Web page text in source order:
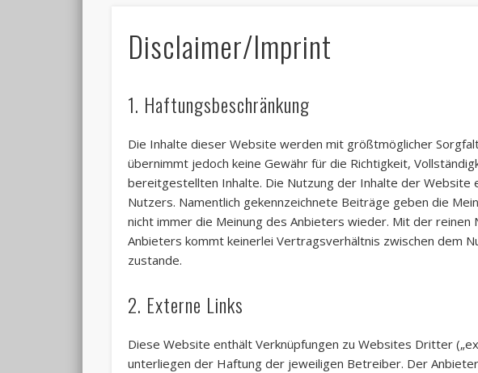
Disclaimer/Imprint
1. Haftungsbeschränkung
Die Inhalte dieser Website werden mit größtmöglicher
übernimmt jedoch keine Gewähr für die Richtigkeit,
bereitgestellten Inhalte. Die Nutzung der Inhalte der Website
Nutzers. Namentlich gekennzeichnete Beiträge geben die
nicht immer die Meinung des Anbieters wieder. Mit der reinen
Anbieters kommt keinerlei Vertragsverhältnis zwischen dem
zustande.
2. Externe Links
Diese Website enthält Verknüpfungen zu Websites Dritter
unterliegen der Haftung der jeweiligen Betreiber. Der